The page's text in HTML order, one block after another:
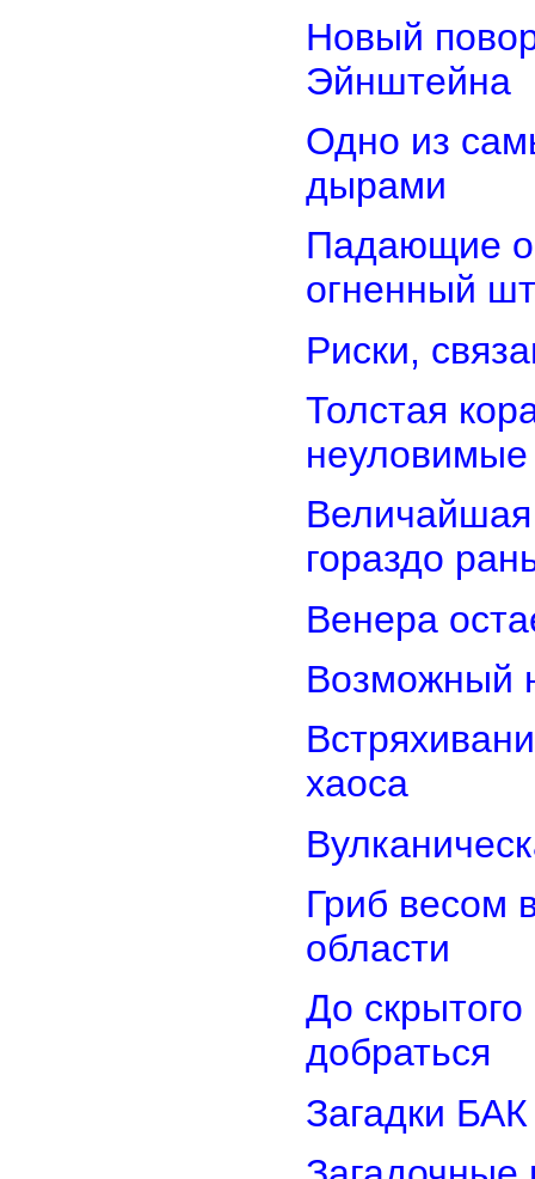
Новый
Эйнштейна
Одно из
дырами
Падающие
огненный
Риски,
Толстая
Величайшая
гораздо
Венера
Возможный
хаоса
Гриб весом
области
До
добраться
Загадки